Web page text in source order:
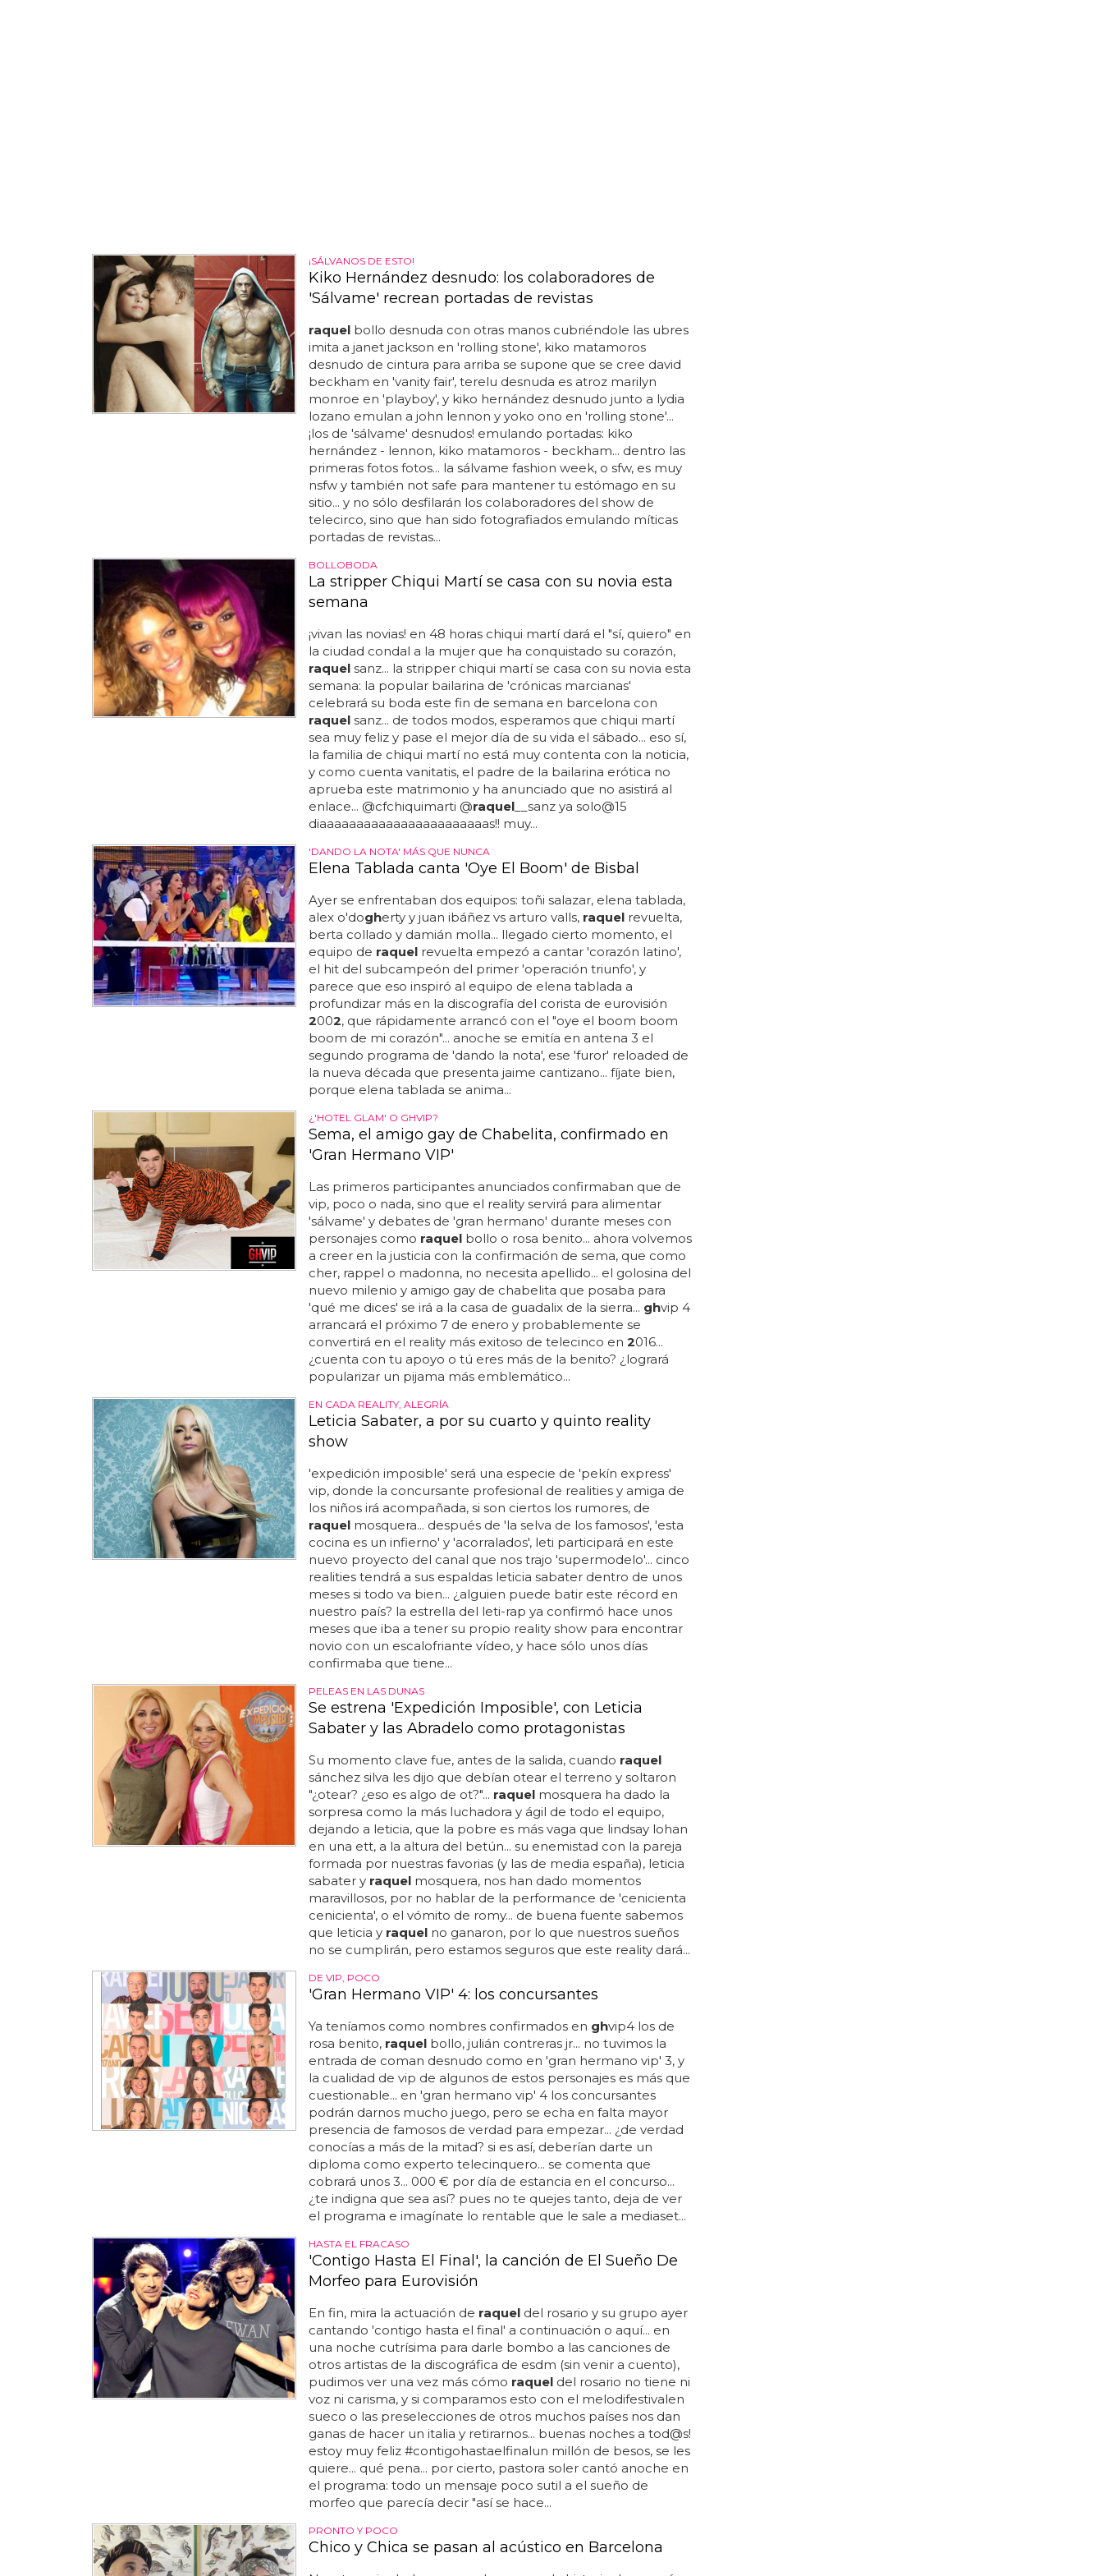
¡SÁLVANOS DE ESTO!
Kiko Hernández desnudo: los colaboradores de
'Sálvame' recrean portadas de revistas
raquelbollo desnuda con otras manos cubriéndole las ubres
imita a janet jackson en 'rolling stone', kiko matamoros
desnudo de cintura para arriba se supone que se cree david
beckham en 'vanity fair', terelu desnuda es atroz marilyn
monroe en 'playboy', y kiko hernández desnudo junto a lydia
lozano emulan a john lennon y yoko ono en 'rolling stone'...
¡los de 'sálvame' desnudos! emulando portadas: kiko
hernández - lennon, kiko matamoros - beckham... dentro las
primeras fotos fotos... la sálvame fashion week, o sfw, es muy
nsfw y también not safe para mantener tu estómago en su
sitio... y no sólo desfilarán los colaboradores del show de
telecirco, sino que han sido fotografiados emulando míticas
portadas de revistas...
BOLLOBODA
La stripper Chiqui Martí se casa con su novia esta
semana
¡vivan las novias! en 48 horas chiqui martí dará el "sí, quiero" en
la ciudad condal a la mujer que ha conquistado su corazón,
raquelsanz... la stripper chiqui martí se casa con su novia esta
semana: la popular bailarina de 'crónicas marcianas'
celebrará su boda este fin de semana en barcelona con
raquelsanz... de todos modos, esperamos que chiqui martí
sea muy feliz y pase el mejor día de su vida el sábado... eso sí,
la familia de chiqui martí no está muy contenta con la noticia,
y como cuenta vanitatis, el padre de la bailarina erótica no
aprueba este matrimonio y ha anunciado que no asistirá al
enlace... @cfchiquimarti @raquel__sanz ya solo@15
diaaaaaaaaaaaaaaaaaaaaaaas!! muy...
'DANDO LA NOTA' MÁS QUE NUNCA
Elena Tablada canta 'Oye El Boom' de Bisbal
Ayer se enfrentaban dos equipos: toñi salazar, elena tablada,
alex o'dogherty y juan ibáñez vs arturo valls, raquelrevuelta,
berta collado y damián molla... llegado cierto momento, el
equipo de raquelrevuelta empezó a cantar 'corazón latino',
el hit del subcampeón del primer 'operación triunfo', y
parece que eso inspiró al equipo de elena tablada a
profundizar más en la discografía del corista de eurovisión
2002, que rápidamente arrancó con el "oye el boom boom
boom de mi corazón"... anoche se emitía en antena 3 el
segundo programa de 'dando la nota', ese 'furor' reloaded de
la nueva década que presenta jaime cantizano... fíjate bien,
porque elena tablada se anima...
¿'HOTEL GLAM' O GHVIP?
Sema, el amigo gay de Chabelita, confirmado en
'Gran Hermano VIP'
Las primeros participantes anunciados confirmaban que de
vip, poco o nada, sino que el reality servirá para alimentar
'sálvame' y debates de 'gran hermano' durante meses con
personajes como raquelbollo o rosa benito... ahora volvemos
a creer en la justicia con la confirmación de sema, que como
cher, rappel o madonna, no necesita apellido... el golosina del
nuevo milenio y amigo gay de chabelita que posaba para
'qué me dices' se irá a la casa de guadalix de la sierra... ghvip 4
arrancará el próximo 7 de enero y probablemente se
convertirá en el reality más exitoso de telecinco en 2016...
¿cuenta con tu apoyo o tú eres más de la benito? ¿logrará
popularizar un pijama más emblemático...
EN CADA REALITY, ALEGRÍA
Leticia Sabater, a por su cuarto y quinto reality
show
'expedición imposible' será una especie de 'pekín express'
vip, donde la concursante profesional de realities y amiga de
los niños irá acompañada, si son ciertos los rumores, de
raquelmosquera... después de 'la selva de los famosos', 'esta
cocina es un infierno' y 'acorralados', leti participará en este
nuevo proyecto del canal que nos trajo 'supermodelo'... cinco
realities tendrá a sus espaldas leticia sabater dentro de unos
meses si todo va bien... ¿alguien puede batir este récord en
nuestro país? la estrella del leti-rap ya confirmó hace unos
meses que iba a tener su propio reality show para encontrar
novio con un escalofriante vídeo, y hace sólo unos días
confirmaba que tiene...
PELEAS EN LAS DUNAS
Se estrena 'Expedición Imposible', con Leticia
Sabater y las Abradelo como protagonistas
Su momento clave fue, antes de la salida, cuando raquel
sánchez silva les dijo que debían otear el terreno y soltaron
"¿otear? ¿eso es algo de ot?"... raquelmosquera ha dado la
sorpresa como la más luchadora y ágil de todo el equipo,
dejando a leticia, que la pobre es más vaga que lindsay lohan
en una ett, a la altura del betún... su enemistad con la pareja
formada por nuestras favorias (y las de media españa), leticia
sabater y raquelmosquera, nos han dado momentos
maravillosos, por no hablar de la performance de 'cenicienta
cenicienta', o el vómito de romy... de buena fuente sabemos
que leticia y raquelno ganaron, por lo que nuestros sueños
no se cumplirán, pero estamos seguros que este reality dará...
DE VIP, POCO
'Gran Hermano VIP' 4: los concursantes
Ya teníamos como nombres confirmados en ghvip4 los de
rosa benito, raquelbollo, julián contreras jr... no tuvimos la
entrada de coman desnudo como en 'gran hermano vip' 3, y
la cualidad de vip de algunos de estos personajes es más que
cuestionable... en 'gran hermano vip' 4 los concursantes
podrán darnos mucho juego, pero se echa en falta mayor
presencia de famosos de verdad para empezar... ¿de verdad
conocías a más de la mitad? si es así, deberían darte un
diploma como experto telecinquero... se comenta que
cobrará unos 3... 000 € por día de estancia en el concurso...
¿te indigna que sea así? pues no te quejes tanto, deja de ver
el programa e imagínate lo rentable que le sale a mediaset...
HASTA EL FRACASO
'Contigo Hasta El Final', la canción de El Sueño De
Morfeo para Eurovisión
En fin, mira la actuación de raqueldel rosario y su grupo ayer
cantando 'contigo hasta el final' a continuación o aquí... en
una noche cutrísima para darle bombo a las canciones de
otros artistas de la discográfica de esdm (sin venir a cuento),
pudimos ver una vez más cómo raqueldel rosario no tiene ni
voz ni carisma, y si comparamos esto con el melodifestivalen
sueco o las preselecciones de otros muchos países nos dan
ganas de hacer un italia y retirarnos... buenas noches a tod@s!
estoy muy feliz #contigohastaelfinalun millón de besos, se les
quiere... qué pena... por cierto, pastora soler cantó anoche en
el programa: todo un mensaje poco sutil a el sueño de
morfeo que parecía decir "así se hace...
PRONTO Y POCO
Chico y Chica se pasan al acústico en Barcelona